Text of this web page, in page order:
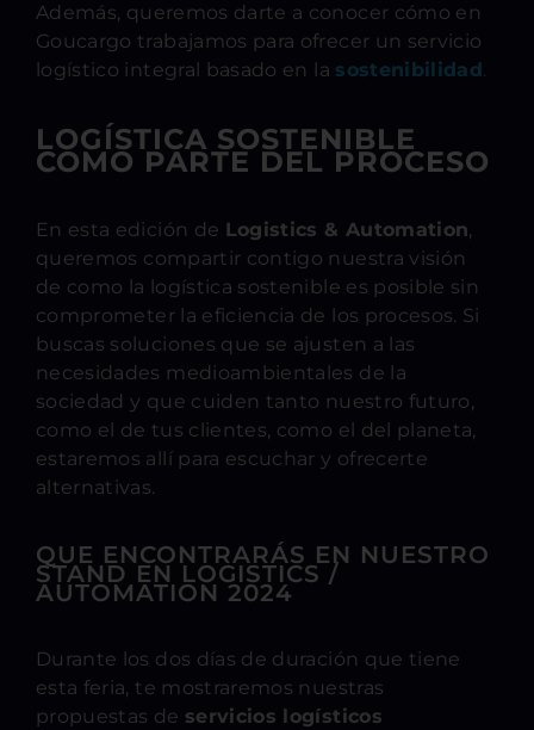
Además, queremos darte a conocer cómo en
Goucargo trabajamos para ofrecer un servicio
logístico integral basado en la sostenibilidad.
LOGÍSTICA SOSTENIBLE
COMO PARTE DEL PROCESO
En esta edición de Logistics & Automation,
queremos compartir contigo nuestra visión
de como la logística sostenible es posible sin
comprometer la eficiencia de los procesos. Si
buscas soluciones que se ajusten a las
necesidades medioambientales de la
sociedad y que cuiden tanto nuestro futuro,
como el de tus clientes, como el del planeta,
estaremos allí para escuchar y ofrecerte
alternativas.
QUE ENCONTRARÁS EN NUESTRO
STAND EN LOGISTICS /
AUTOMATION 2024
Durante los dos días de duración que tiene
esta feria, te mostraremos nuestras
propuestas de servicios logísticos